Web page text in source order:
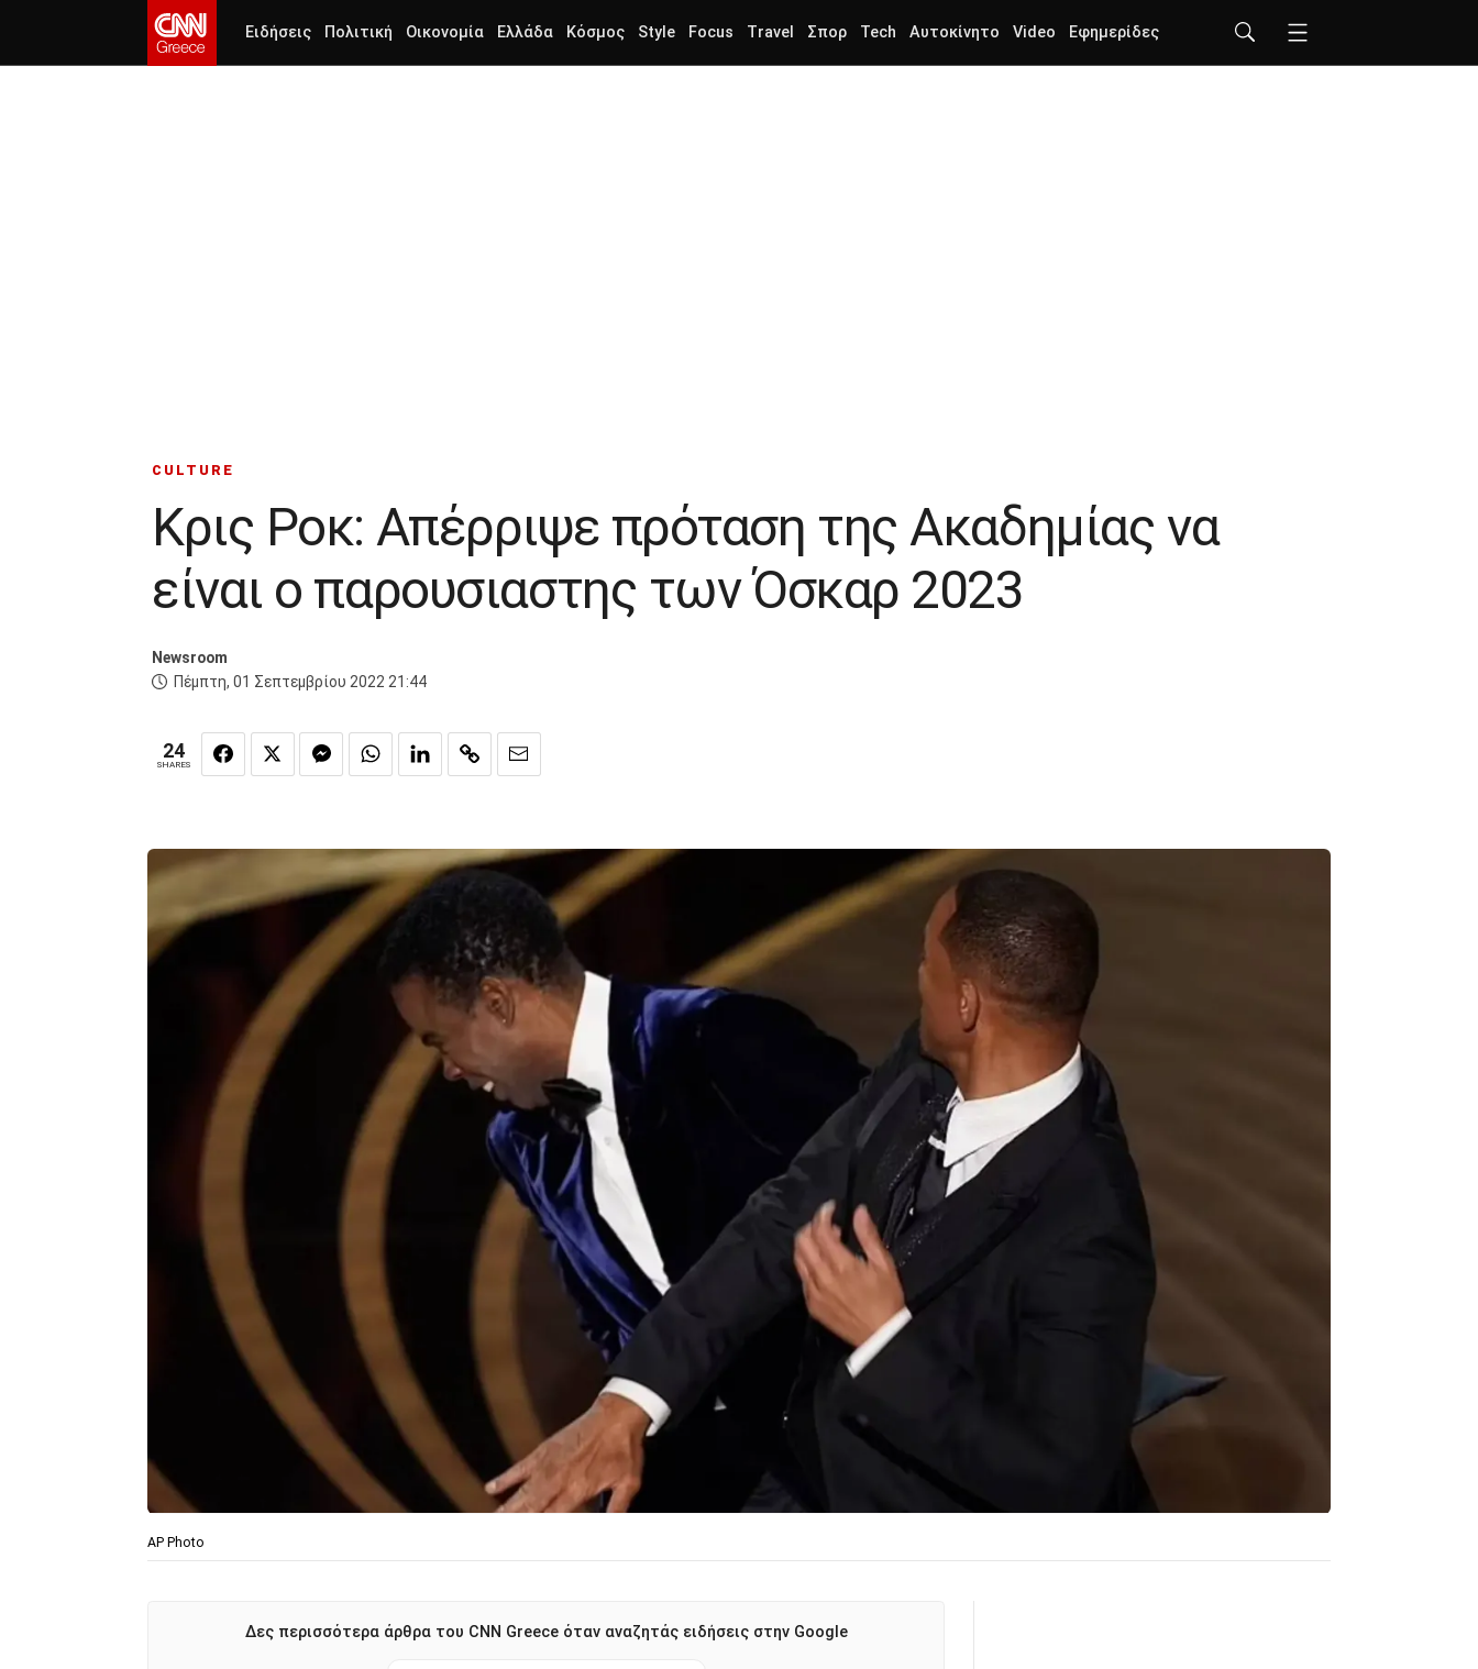
Ειδήσεις Πολιτική Οικονομία Ελλάδα Κόσμος Style Focus Travel Σπορ Tech Αυτοκίνητο Video Εφημερίδες
CULTURE
Κρις Ροκ: Απέρριψε πρόταση της Ακαδημίας να
είναι ο παρουσιαστης των Όσκαρ 2023
Newsroom
Πέμπτη, 01 Σεπτεμβρίου 2022 21:44
24
SHARES
ΑP Photo
Δες περισσότερα άρθρα του CNN Greece όταν αναζητάς ειδήσεις στην Google